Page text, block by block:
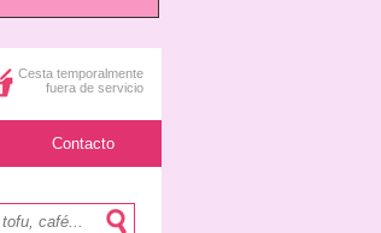
Cesta temporalmente
fuera de servicio
Contacto